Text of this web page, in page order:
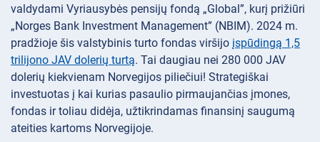
valdydami Vyriausybės pensijų fondą „Global”, kurį prižiūri
„Norges Bank Investment Management” (NBIM). 2024 m.
pradžioje šis valstybinis turto fondas viršijo įspūdingą 1,5
trilijono JAV dolerių turtą. Tai daugiau nei 280 000 JAV
dolerių kiekvienam Norvegijos piliečiui! Strategiškai
investuotas į kai kurias pasaulio pirmaujančias įmones,
fondas ir toliau didėja, užtikrindamas finansinį saugumą
ateities kartoms Norvegijoje.